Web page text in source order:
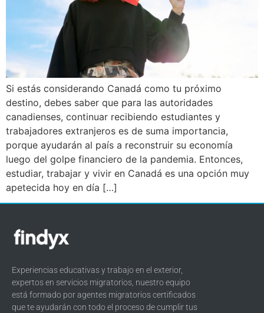
Si estás considerando Canadá como tu próximo
destino, debes saber que para las autoridades
canadienses, continuar recibiendo estudiantes y
trabajadores extranjeros es de suma importancia,
porque ayudarán al país a reconstruir su economía
luego del golpe financiero de la pandemia. Entonces,
estudiar, trabajar y vivir en Canadá es una opción muy
apetecida hoy en día […]
Experiencias educativas y trabajo en el exterior,
expertos en servicios migratorios, nuestro equipo
está formado por agentes migratorios certificados
que te ayudarán con todo el proceso de cumplir tus